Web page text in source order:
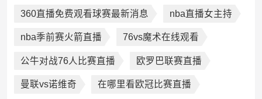
360直播免费观看球赛最新消息 nba直播女主持
nba季前赛火箭直播 76vs魔术在线观看
公牛对战76人比赛直播 欧罗巴联赛直播
曼联vs诺维奇 在哪里看欧冠比赛直播